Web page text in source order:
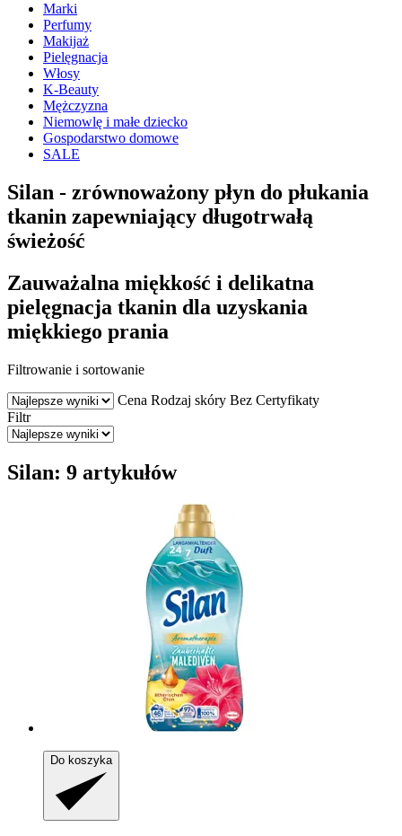
Marki
Perfumy
Makijaż
Pielęgnacja
Włosy
K-Beauty
Mężczyzna
Niemowlę i małe dziecko
Gospodarstwo domowe
SALE
Silan - zrównoważony płyn do płukania
tkanin zapewniający długotrwałą
świeżość
Zauważalna miękkość i delikatna
pielęgnacja tkanin dla uzyskania
miękkiego prania
Filtrowanie i sortowanie
Cena Rodzaj skóry Bez Certyfikaty
Filtr
Silan: 9 artykułów
Do koszyka